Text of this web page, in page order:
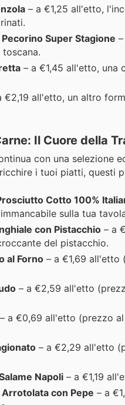
– a €1,25 all'etto,
Super Stagione
– a €1,45 all'etto, una
€2,19 all'etto, un altro
Il Cuore della
con una selezione
i tuoi piatti, questi
Cotto 100%
sulla tua
con Pistacchio – a
del pistacchio.
al Forno – a €1,69 all'etto
– a €2,59 all'etto
– a €0,69 all'etto (prezzo
– a €2,29 all'etto
Napoli – a €1,19
con Pepe – a